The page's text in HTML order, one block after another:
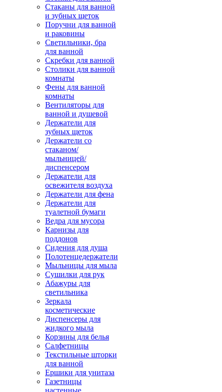
Стаканы для ванной
и зубных щеток
Поручни для ванной
и раковины
Светильники, бра
для ванной
Скребки для ванной
Столики для ванной
комнаты
Фены для ванной
комнаты
Вентиляторы для
ванной и душевой
Держатели для
зубных щеток
Держатели со
стаканом/
мыльницей/
диспенсером
Держатели для
освежителя воздуха
Держатели для фена
Держатели для
туалетной бумаги
Ведра для мусора
Карнизы для
поддонов
Сидения для душа
Полотенцедержатели
Мыльницы для мыла
Сушилки для рук
Абажуры для
светильника
Зеркала
косметические
Диспенсеры для
жидкого мыла
Корзины для белья
Салфетницы
Текстильные шторки
для ванной
Ершики для унитаза
Газетницы
настенные